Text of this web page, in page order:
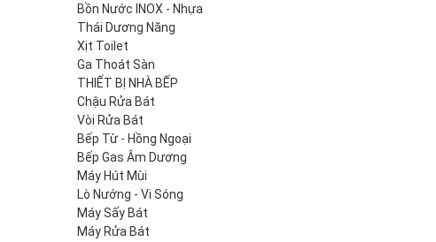
Bồn Nước INOX - Nhựa
Thái Dương Năng
Xịt Toilet
Ga Thoát Sàn
THIẾT BỊ NHÀ BẾP
Chậu Rửa Bát
Vòi Rửa Bát
Bếp Từ - Hồng Ngoại
Bếp Gas Âm Dương
Máy Hút Mùi
Lò Nướng - Vi Sóng
Máy Sấy Bát
Máy Rửa Bát